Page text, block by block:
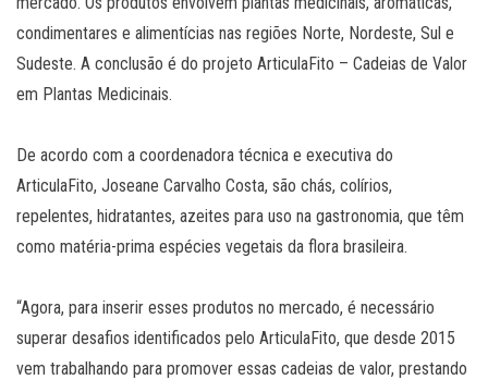
condimentares e alimentícias nas regiões Norte, Nordeste, Sul e
Sudeste. A conclusão é do projeto ArticulaFito – Cadeias de Valor
em Plantas Medicinais.
De acordo com a coordenadora técnica e executiva do
ArticulaFito, Joseane Carvalho Costa, são chás, colírios,
repelentes, hidratantes, azeites para uso na gastronomia, que têm
como matéria-prima espécies vegetais da flora brasileira.
“Agora, para inserir esses produtos no mercado, é necessário
superar desafios identificados pelo ArticulaFito, que desde 2015
vem trabalhando para promover essas cadeias de valor, prestando